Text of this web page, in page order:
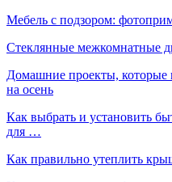
Мебель с подзором:
Стеклянные межкомнатные
Домашние проекты, которые
на осень
Как выбрать и установить
для …
Как правильно утеплить